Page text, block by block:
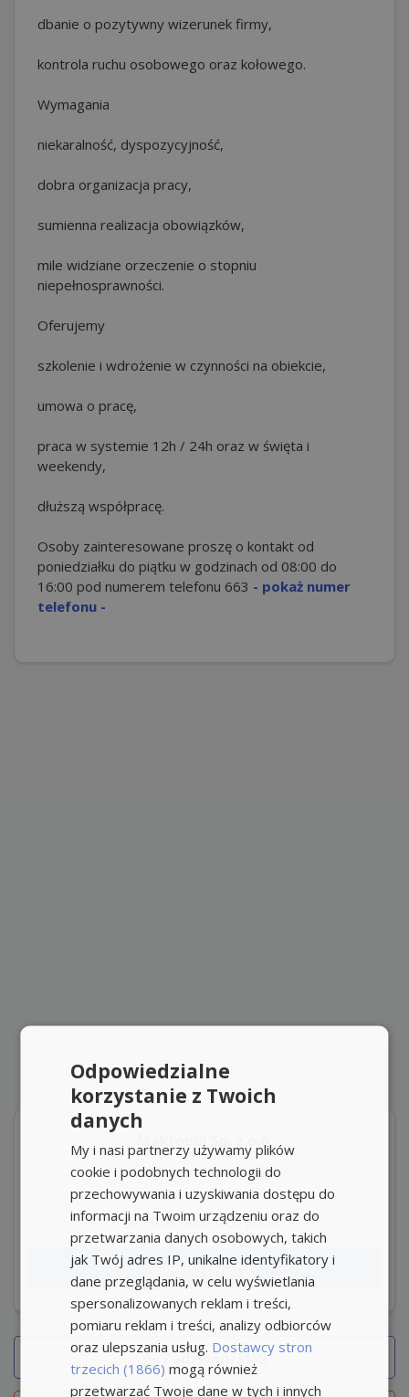
dbanie o pozytywny wizerunek firmy,
kontrola ruchu osobowego oraz kołowego.
Wymagania
niekaralność, dyspozycyjność,
dobra organizacja pracy,
sumienna realizacja obowiązków,
mile widziane orzeczenie o stopniu
niepełnosprawności.
Oferujemy
szkolenie i wdrożenie w czynności na obiekcie,
umowa o pracę,
praca w systemie 12h / 24h oraz w święta i
weekendy,
dłuższą współpracę.
Osoby zainteresowane proszę o kontakt od
poniedziałku do piątku w godzinach od 08:00 do
16:00 pod numerem telefonu 663 - pokaż numer
telefonu -
Makropol Sp. z o.o.
Zadaj pytanie pracodawcy
Odpowiada szybko
tel: 66x-xxx-xxx pokaż
Aplikuj teraz
Zadzwoń/SMS
Odpowiedzialne
korzystanie z Twoich
danych
My i nasi partnerzy używamy plików
cookie i podobnych technologii do
przechowywania i uzyskiwania dostępu do
informacji na Twoim urządzeniu oraz do
przetwarzania danych osobowych, takich
jak Twój adres IP, unikalne identyfikatory i
dane przeglądania, w celu wyświetlania
spersonalizowanych reklam i treści,
pomiaru reklam i treści, analizy odbiorców
oraz ulepszania usług. Dostawcy stron
trzecich (1866) mogą również
przetwarzać Twoje dane w tych i innych